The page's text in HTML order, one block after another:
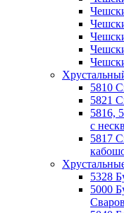
5810
5821
5816,
с
5817
5328
5000